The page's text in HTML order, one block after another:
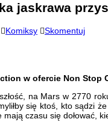
jaskrawa
Komiksy Skomentuj
w ofercie Non
na Mars w 2770
się ktoś, kto sądzi
czasu się dołować,